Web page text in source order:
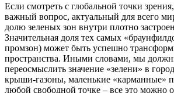
Если смотреть с глобальной точки
важный вопрос, актуальный для всего
долю зеленых зон внутри плотно
Значительная доля тех самых
промзон) может быть успешно
пространства. Иными словами, мы
переосмыслить значение «зелени» в
крыши-газоны, маленькие «карманные»
любой свободной точке – все это можно